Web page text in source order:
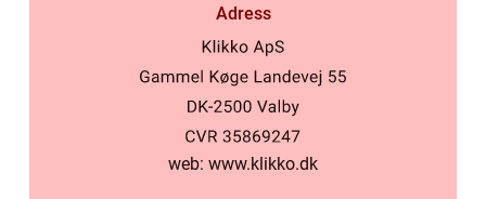
Adress
web: www.klikko.dk